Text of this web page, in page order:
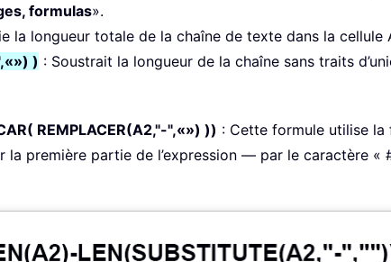
formulas».
la longueur totale de la chaîne de texte dans la cellule
) : Soustrait la longueur de la chaîne sans traits
REMPLACER(A2,"-",«») )) : Cette formule utilise la
première partie de l’expression — par le caractère «